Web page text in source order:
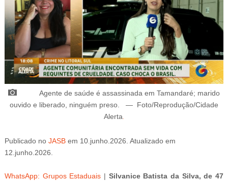
Agente de saúde é assassinada em Tamandaré; marido
ouvido e liberado, ninguém preso.
— Foto/Reprodução/Cidade
Alerta.
Publicado no JASB em 10.junho.2026. Atualizado em
12.junho.2026.
WhatsApp: Grupos Estaduais | Silvanice Batista da Silva, de 47
BUZZ DAY
Colorado Elk's Surprising Response After Being Freed From
Tire
BUZZDAY